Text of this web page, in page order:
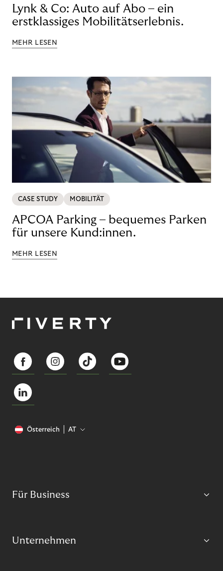
Lynk & Co: Auto auf Abo – ein
erstklassiges Mobilitätserlebnis.
MEHR LESEN
CASE STUDY MOBILITÄT
APCOA Parking – bequemes Parken
für unsere Kund:innen.
MEHR LESEN
Österreich AT
Für Business
Unternehmen